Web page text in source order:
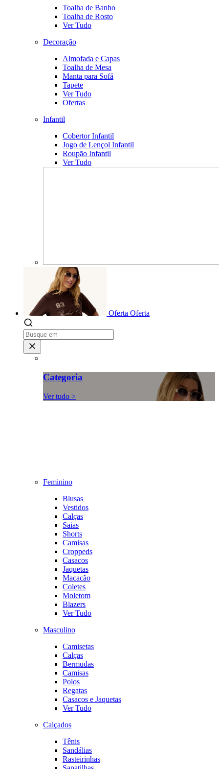
Toalha de Banho
Toalha de Rosto
Ver Tudo
Decoração
Almofada e Capas
Toalha de Mesa
Manta para Sofá
Tapete
Ver Tudo
Ofertas
Infantil
Cobertor Infantil
Jogo de Lençol Infantil
Roupão Infantil
Ver Tudo
Oferta Oferta
Categoria
Ver tudo >
Feminino
Blusas
Vestidos
Calças
Saias
Shorts
Camisas
Croppeds
Casacos
Jaquetas
Macacão
Coletes
Moletom
Blazers
Ver Tudo
Masculino
Camisetas
Calças
Bermudas
Camisas
Polos
Regatas
Casacos e Jaquetas
Ver Tudo
Calçados
Tênis
Sandálias
Rasteirinhas